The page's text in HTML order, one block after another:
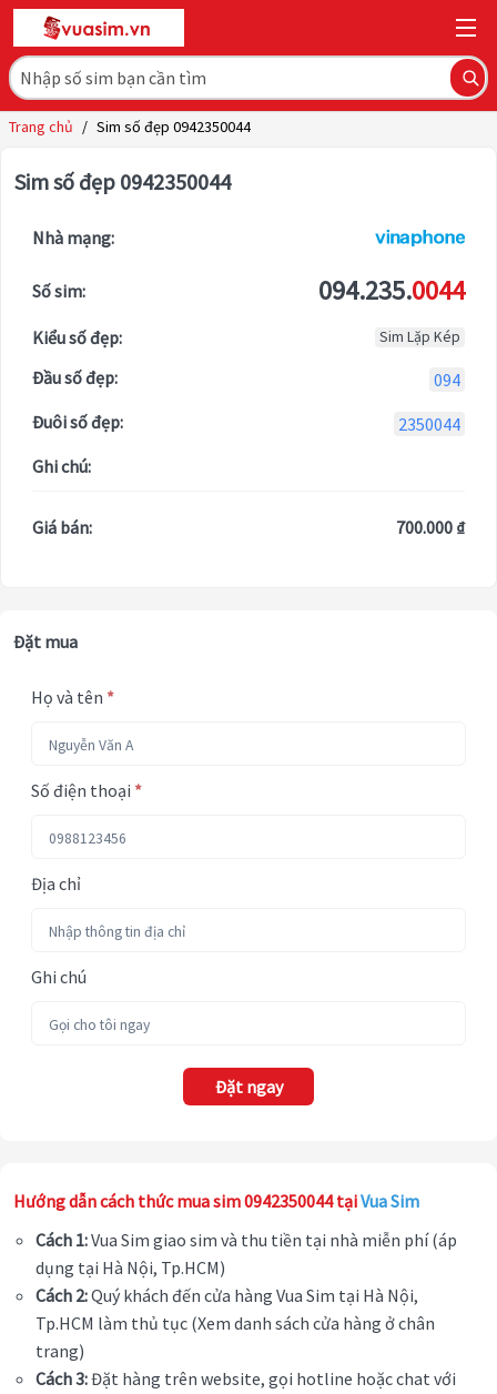
Trang chủ / Sim số đẹp 0942350044
Sim số đẹp 0942350044
Nhà mạng:
Số sim: 094.235.0044
Kiểu số đẹp: Sim Lặp Kép
Đầu số đẹp:
094
Đuôi số đẹp:
2350044
Ghi chú:
Giá bán: 700.000 ₫
Đặt mua
Họ và tên *
Số điện thoại *
Địa chỉ
Ghi chú
Đặt ngay
Hướng dẫn cách thức mua sim 0942350044 tạiVua Sim
Cách 1:Vua Sim giao sim và thu tiền tại nhà miễn phí (áp
dụng tại Hà Nội, Tp.HCM)
Cách 2:Quý khách đến cửa hàng Vua Sim tại Hà Nội,
Tp.HCM làm thủ tục (Xem danh sách cửa hàng ở chân
trang)
Cách 3:Đặt hàng trên website, gọi hotline hoặc chat với